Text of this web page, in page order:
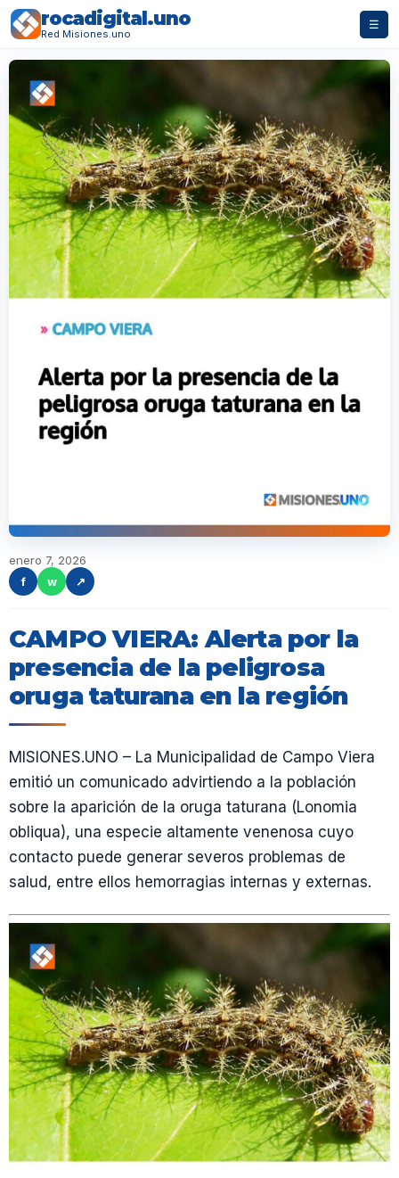
rocadigital.uno
Red Misiones.uno
☰
enero 7, 2026
f
w ↗
CAMPO VIERA: Alerta por la
presencia de la peligrosa
oruga taturana en la región
MISIONES.UNO – La Municipalidad de Campo Viera
emitió un comunicado advirtiendo a la población
sobre la aparición de la oruga taturana (Lonomia
obliqua), una especie altamente venenosa cuyo
contacto puede generar severos problemas de
salud, entre ellos hemorragias internas y externas.